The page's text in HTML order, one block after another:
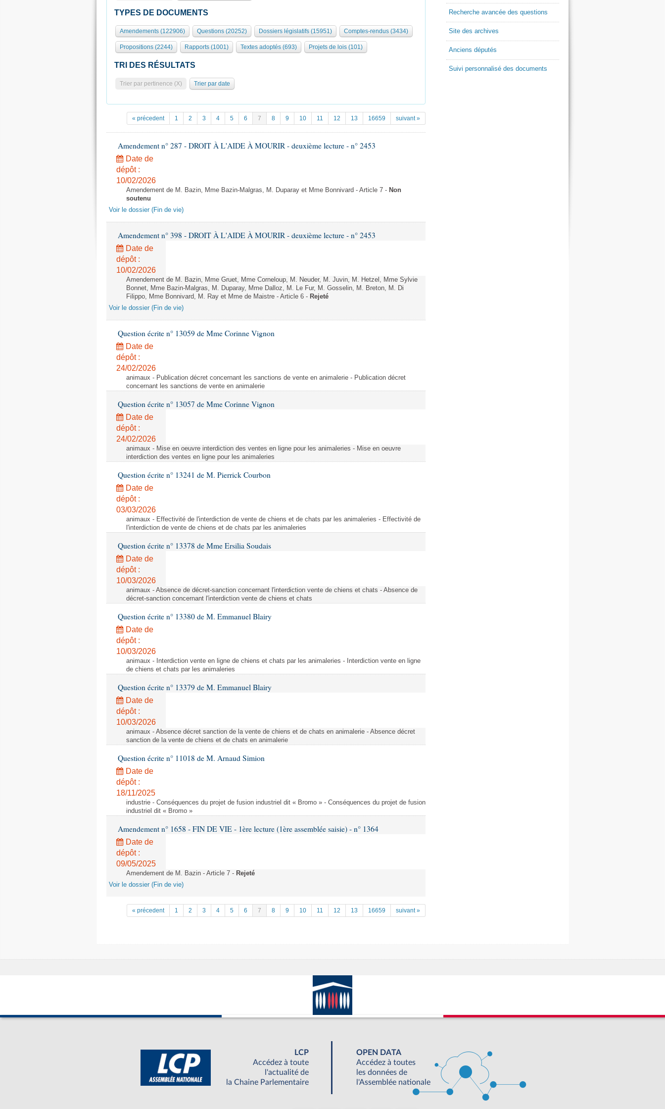
TYPES DE DOCUMENTS
Amendements (122906) Questions (20252) Dossiers législatifs (15951) Comptes-rendus (3434)
Propositions (2244) Rapports (1001) Textes adoptés (693) Projets de lois (101)
TRI DES RÉSULTATS
Trier par pertinence (X) Trier par date
« précedent 1 2 3 4 5 6 7 8 9 10 11 12 13 16659 suivant »
Amendement n° 287 - DROIT À L'AIDE À MOURIR - deuxième lecture - n° 2453
Date de
dépôt :
10/02/2026
Amendement de M. Bazin, Mme Bazin-Malgras, M. Duparay et Mme Bonnivard - Article 7 - Non
soutenu
Voir le dossier (Fin de vie)
Amendement n° 398 - DROIT À L'AIDE À MOURIR - deuxième lecture - n° 2453
Date de
dépôt :
10/02/2026
Amendement de M. Bazin, Mme Gruet, Mme Corneloup, M. Neuder, M. Juvin, M. Hetzel, Mme Sylvie
Bonnet, Mme Bazin-Malgras, M. Duparay, Mme Dalloz, M. Le Fur, M. Gosselin, M. Breton, M. Di
Filippo, Mme Bonnivard, M. Ray et Mme de Maistre - Article 6 - Rejeté
Voir le dossier (Fin de vie)
Question écrite n° 13059 de Mme Corinne Vignon
Date de
dépôt :
24/02/2026
animaux - Publication décret concernant les sanctions de vente en animalerie - Publication décret
concernant les sanctions de vente en animalerie
Question écrite n° 13057 de Mme Corinne Vignon
Date de
dépôt :
24/02/2026
animaux - Mise en oeuvre interdiction des ventes en ligne pour les animaleries - Mise en oeuvre
interdiction des ventes en ligne pour les animaleries
Question écrite n° 13241 de M. Pierrick Courbon
Date de
dépôt :
03/03/2026
animaux - Effectivité de l'interdiction de vente de chiens et de chats par les animaleries - Effectivité de
l'interdiction de vente de chiens et de chats par les animaleries
Question écrite n° 13378 de Mme Ersilia Soudais
Date de
dépôt :
10/03/2026
animaux - Absence de décret-sanction concernant l'interdiction vente de chiens et chats - Absence de
décret-sanction concernant l'interdiction vente de chiens et chats
Question écrite n° 13380 de M. Emmanuel Blairy
Date de
dépôt :
10/03/2026
animaux - Interdiction vente en ligne de chiens et chats par les animaleries - Interdiction vente en ligne
de chiens et chats par les animaleries
Question écrite n° 13379 de M. Emmanuel Blairy
Date de
dépôt :
10/03/2026
animaux - Absence décret sanction de la vente de chiens et de chats en animalerie - Absence décret
sanction de la vente de chiens et de chats en animalerie
Question écrite n° 11018 de M. Arnaud Simion
Date de
dépôt :
18/11/2025
industrie - Conséquences du projet de fusion industriel dit « Bromo » - Conséquences du projet de fusion
industriel dit « Bromo »
Amendement n° 1658 - FIN DE VIE - 1ère lecture (1ère assemblée saisie) - n° 1364
Date de
dépôt :
09/05/2025
Amendement de M. Bazin - Article 7 - Rejeté
Voir le dossier (Fin de vie)
« précedent 1 2 3 4 5 6 7 8 9 10 11 12 13 16659 suivant »
Recherche avancée des questions
Site des archives
Anciens députés
Suivi personnalisé des documents
LCP
Accédez à toute
l'actualité de
la Chaine Parlementaire
OPEN DATA
Accédez à toutes
les données de
l'Assemblée nationale